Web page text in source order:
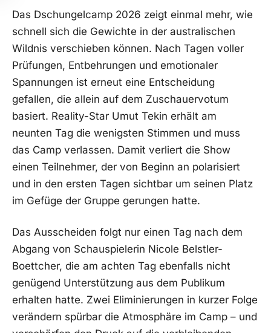
Das Dschungelcamp 2026 zeigt einmal mehr, wie
schnell sich die Gewichte in der australischen
Wildnis verschieben können. Nach Tagen voller
Prüfungen, Entbehrungen und emotionaler
Spannungen ist erneut eine Entscheidung
gefallen, die allein auf dem Zuschauervotum
basiert. Reality-Star Umut Tekin erhält am
neunten Tag die wenigsten Stimmen und muss
das Camp verlassen. Damit verliert die Show
einen Teilnehmer, der von Beginn an polarisiert
und in den ersten Tagen sichtbar um seinen Platz
im Gefüge der Gruppe gerungen hatte.
Das Ausscheiden folgt nur einen Tag nach dem
Abgang von Schauspielerin Nicole Belstler-
Boettcher, die am achten Tag ebenfalls nicht
genügend Unterstützung aus dem Publikum
erhalten hatte. Zwei Eliminierungen in kurzer Folge
verändern spürbar die Atmosphäre im Camp – und